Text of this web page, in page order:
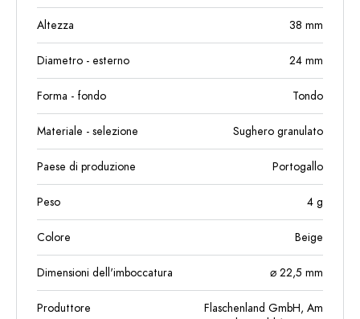
Altezza 38 mm
Diametro - esterno 24 mm
Forma - fondo Tondo
Materiale - selezione Sughero granulato
Paese di produzione Portogallo
Peso 4 g
Colore Beige
Dimensioni dell'imboccatura ⌀ 22,5 mm
Produttore
Flaschenland GmbH, Am